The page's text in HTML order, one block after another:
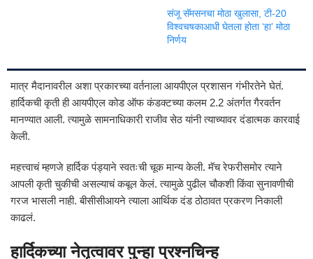
संजू सॅमसनचा मोठा खुलासा, टी-20
विश्वचषकाआधी घेतला होता ‘हा’ मोठा
निर्णय
मात्र मैदानावरील अशा प्रकारच्या वर्तनाला आयपीएल प्रशासन गंभीरतेने घेतं.
हार्दिकची कृती ही आयपीएल कोड ऑफ कंडक्टच्या कलम 2.2 अंतर्गत गैरवर्तन
मानण्यात आली. त्यामुळे सामनाधिकारी राजीव सेठ यांनी त्याच्यावर दंडात्मक कारवाई
केली.
महत्त्वाचं म्हणजे हार्दिक पंड्याने स्वतःची चूक मान्य केली. मॅच रेफरीसमोर त्याने
आपली कृती चुकीची असल्याचं कबूल केलं. त्यामुळे पुढील चौकशी किंवा सुनावणीची
गरज भासली नाही. बीसीसीआयने त्याला आर्थिक दंड ठोठावत प्रकरण निकाली
काढलं.
हार्दिकच्या नेतृत्वावर पुन्हा प्रश्नचिन्ह